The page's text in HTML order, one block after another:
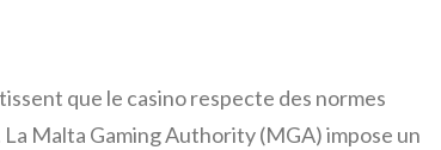
que le casino respecte des normes
Malta Gaming Authority (MGA) impose un